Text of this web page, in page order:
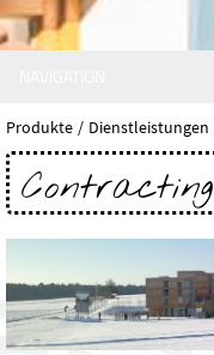
Produkte Dienstleistungen
Contracting